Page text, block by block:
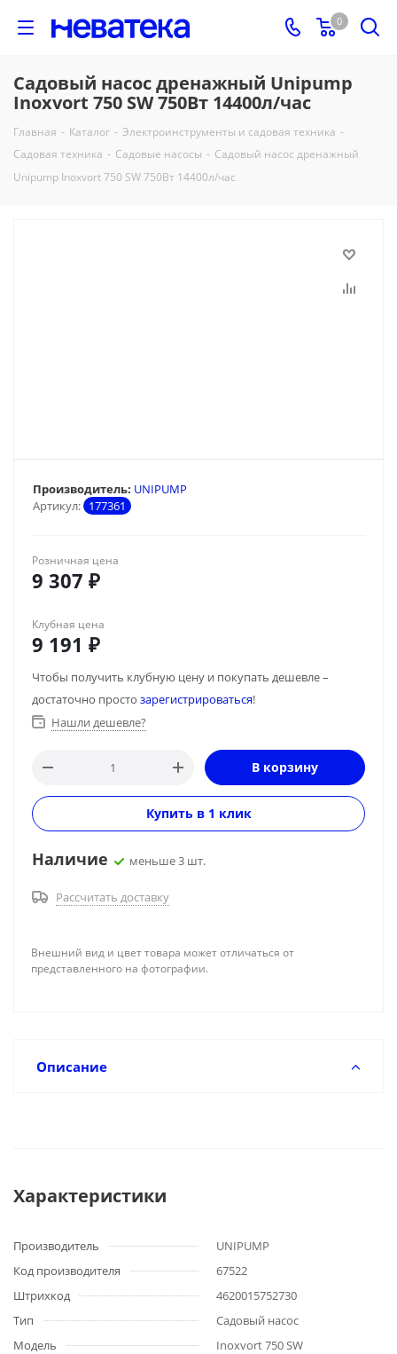
0
Садовый насос дренажный Unipump
Inoxvort 750 SW 750Вт 14400л/час
Главная - Каталог - Электроинструменты и садовая техника -
Садовая техника - Садовые насосы - Садовый насос дренажный
Unipump Inoxvort 750 SW 750Вт 14400л/час
Артикул: 177361
Производитель: UNIPUMP
Розничная цена
9 307 ₽
Клубная цена
9 191 ₽
Чтобы получить клубную цену и покупать дешевле –
достаточно просто зарегистрироваться!
Нашли дешевле?
В корзину
Купить в 1 клик
Наличие меньше 3 шт.
Рассчитать доставку
Внешний вид и цвет товара может отличаться от
представленного на фотографии.
Описание
Характеристики
Производитель
UNIPUMP
Код производителя
67522
Штрихкод
4620015752730
Тип
Садовый насос
Модель
Inoxvort 750 SW